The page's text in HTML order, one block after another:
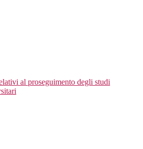
al proseguimento degli studi